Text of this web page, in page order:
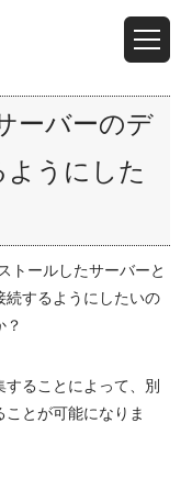
ーバーのデ
うにした
トールしたサーバーと
続するようにしたいの
？
ることによって、別
とが可能になりま